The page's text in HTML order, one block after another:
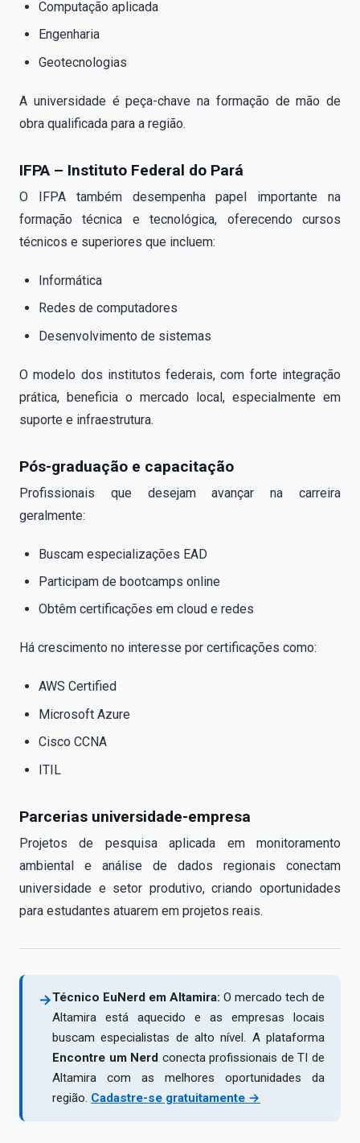
Computação aplicada
Engenharia
Geotecnologias
A universidade é peça-chave na formação de mão de
obra qualificada para a região.
IFPA – Instituto Federal do Pará
O IFPA também desempenha papel importante na
formação técnica e tecnológica, oferecendo cursos
técnicos e superiores que incluem:
Informática
Redes de computadores
Desenvolvimento de sistemas
O modelo dos institutos federais, com forte integração
prática, beneficia o mercado local, especialmente em
suporte e infraestrutura.
Pós-graduação e capacitação
Profissionais que desejam avançar na carreira
geralmente:
Buscam especializações EAD
Participam de bootcamps online
Obtêm certificações em cloud e redes
Há crescimento no interesse por certificações como:
AWS Certified
Microsoft Azure
Cisco CCNA
ITIL
Parcerias universidade-empresa
Projetos de pesquisa aplicada em monitoramento
ambiental e análise de dados regionais conectam
universidade e setor produtivo, criando oportunidades
para estudantes atuarem em projetos reais.
→Técnico EuNerd em Altamira: O mercado tech de
Altamira está aquecido e as empresas locais
buscam especialistas de alto nível. A plataforma
Encontre um Nerd conecta profissionais de TI de
Altamira com as melhores oportunidades da
região. Cadastre-se gratuitamente →